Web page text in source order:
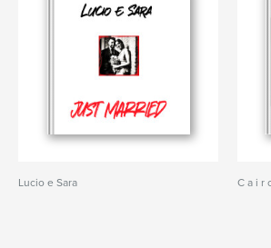
Lucio e Sara C a i r